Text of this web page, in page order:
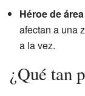
Héroe de área
afectan a una
a la vez.
¿Qué tan